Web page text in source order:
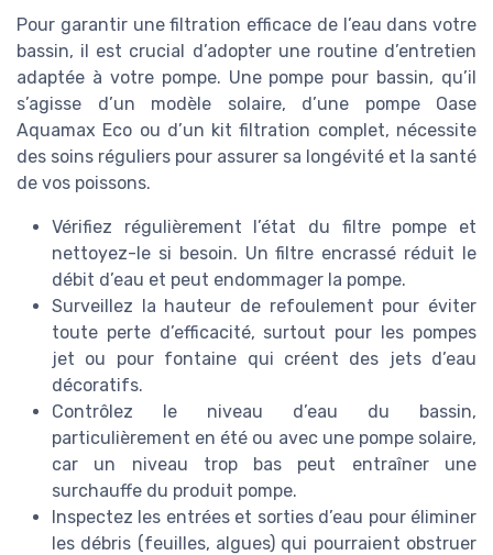
Pour garantir une filtration efficace de l’eau dans votre
bassin, il est crucial d’adopter une routine d’entretien
adaptée à votre pompe. Une pompe pour bassin, qu’il
s’agisse d’un modèle solaire, d’une pompe Oase
Aquamax Eco ou d’un kit filtration complet, nécessite
des soins réguliers pour assurer sa longévité et la santé
de vos poissons.
Vérifiez régulièrement l’état du filtre pompe et
nettoyez-le si besoin. Un filtre encrassé réduit le
débit d’eau et peut endommager la pompe.
Surveillez la hauteur de refoulement pour éviter
toute perte d’efficacité, surtout pour les pompes
jet ou pour fontaine qui créent des jets d’eau
décoratifs.
Contrôlez le niveau d’eau du bassin,
particulièrement en été ou avec une pompe solaire,
car un niveau trop bas peut entraîner une
surchauffe du produit pompe.
Inspectez les entrées et sorties d’eau pour éliminer
les débris (feuilles, algues) qui pourraient obstruer